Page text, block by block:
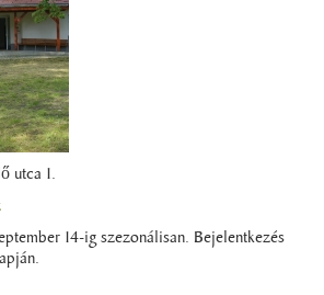
utca 1.
14-ig szezonálisan. Bejelentkezés